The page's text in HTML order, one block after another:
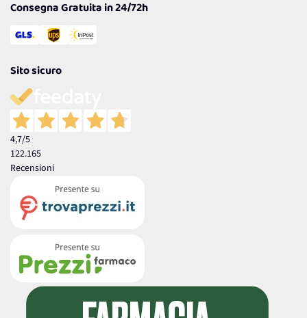
Consegna Gratuita in 24/72h
Sito sicuro
4,7/5
122.165
Recensioni